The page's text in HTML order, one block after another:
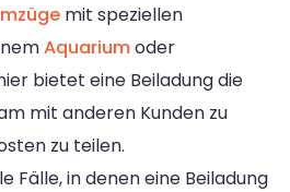
mit speziellen
Aquariumoder
bietet eine Beiladung die
mit anderen Kunden zu
zu teilen.
Fälle, in denen eine Beiladung